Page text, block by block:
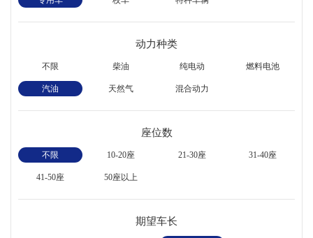
动力种类
不限 柴油 纯电动 燃料电池
汽油 天然气 混合动力
座位数
不限 10-20座 21-30座 31-40座
41-50座 50座以上
期望车长